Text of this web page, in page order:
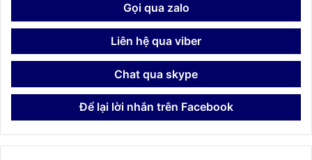
Gọi qua zalo
Liên hệ qua viber
Chat qua skype
Để lại lời nhắn trên Facebook